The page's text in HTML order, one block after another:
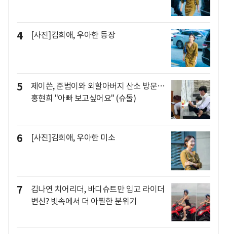
4 [사진]김희애, 우아한 등장
5
제이쓴, 준범이와 외할아버지 산소 방문…
홍현희 "아빠 보고싶어요" (슈돌)
6 [사진]김희애, 우아한 미소
7
김나연 치어리더, 바디슈트만 입고 라이더
변신? 빗속에서 더 아찔한 분위기